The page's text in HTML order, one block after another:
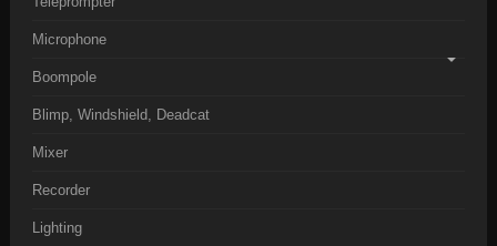
Microphone
Boompole
Blimp, Windshield, Deadcat
Mixer
Recorder
Lighting